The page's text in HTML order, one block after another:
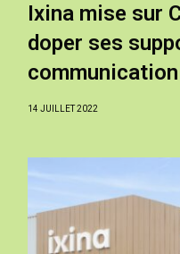
Ixina mise sur
doper ses
communication
14 JUILLET 2022